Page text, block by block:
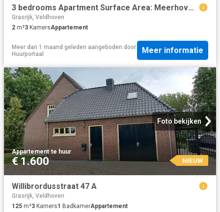
3 bedrooms Apartment Surface Area: Meerhovenm2 Furnishings: Semi Furnished Available from: immediate
Grasrijk, Veldhoven
2 m²3 KamersAppartement
Meer dan 1 maand geleden aangeboden door
Huurportaal
Meer informatie
Foto bekijken
Appartement·te huur
€ 1.600 NIEUW
Willibrordusstraat 47 A
Grasrijk, Veldhoven
125 m²3 Kamers1 BadkamerAppartement